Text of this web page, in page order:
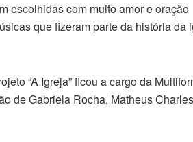
escolhidas com muito amor e
que fizeram parte da história da
“A Igreja” ficou a cargo da
de Gabriela Rocha, Matheus